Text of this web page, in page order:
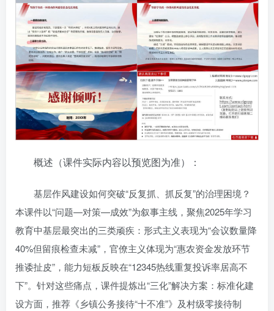
概述（课件实际内容以预览图为准）：
基层作风建设如何突破“反复抓、抓反复”的治理困境？
本课件以“问题—对策—成效”为叙事主线，聚焦2025年学习
教育中基层最突出的三类顽疾：形式主义表现为“会议数量降
40%但留痕检查未减”，官僚主义体现为“惠农资金发放环节
推诿扯皮”，能力短板反映在“12345热线重复投诉率居高不
下”。针对这些痛点，课件提炼出“三化”解决方案：标准化建
设方面，推荐《乡镇公务接待“十不准”》及村级零接待制